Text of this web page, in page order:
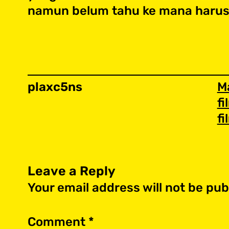
namun belum tahu ke mana
plaxc5ns
Leave a Reply
Your email address will not be
Comment *